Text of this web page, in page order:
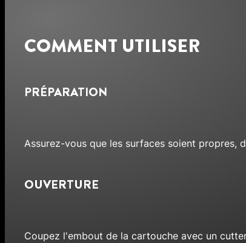
COMMENT UTILISER
PRÉPARATION
Assurez-vous que les surfaces soient propres,
OUVERTURE
Coupez l'embout de la cartouche avec un